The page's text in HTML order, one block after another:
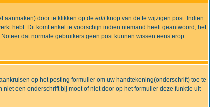
aanmaken) door te klikken op de editknop van de te wijzigen post. Indien
hebt. Dit komt enkel te voorschijn indien niemand heeft geantwoord, het
dat normale gebruikers geen post kunnen wissen eens erop
op het posting formulier om uw handtekening(onderschrift) toe te
een onderschrift bij moet of niet door op het formulier deze funktie uit